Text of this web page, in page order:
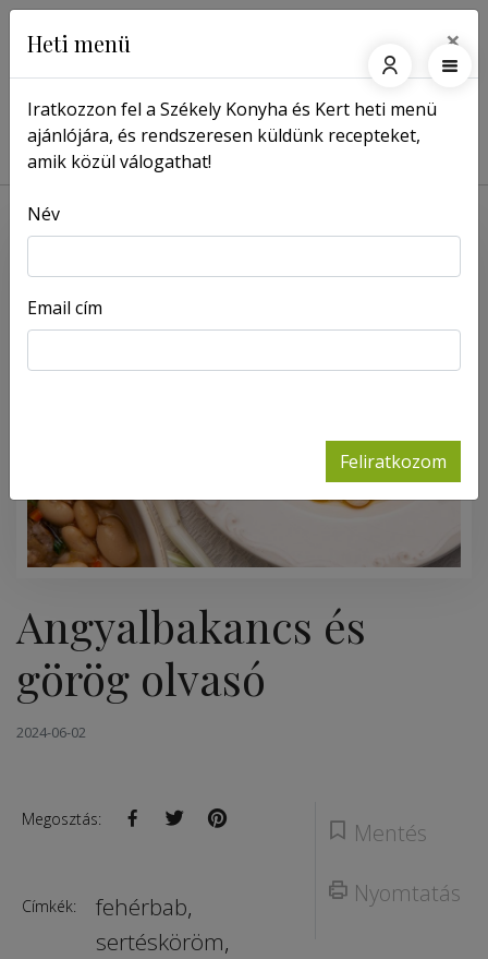
Főoldal Receptek Angyalbakancs és görög olvasó
Angyalbakancs és
görög olvasó
2024-06-02
Mentés
Nyomtatás
Megosztás:
Címkék: fehérbab,
sertésköröm,
Heti menü ×
Iratkozzon fel a Székely Konyha és Kert heti menü
ajánlójára, és rendszeresen küldünk recepteket,
amik közül válogathat!
Név
Email cím
Feliratkozom